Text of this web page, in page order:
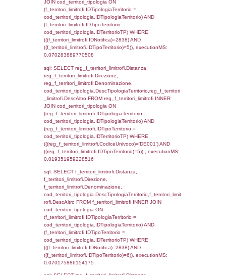
executionMS: 0.051724910736084
sql: SELECT
SEPARATOR '; ') AS DescAltro,
ON
cod_territori_tipologia.IDTipologiaTerritorio
reg_f_territori_limitrofi.IDTipoTerritorio =
cod_territori_tipologia.IDTerritorioTP)
((reg_f_territori_limitrofi.CodiceUnivoco)
cod_territori_tipologia.IDTerritorioTP=1)
executionMS: 0.01490306854248
sql: SELECT f_territori_limitrofi.Distanza,
f_territori_limitrofi.Direzione,
f_territori_limitrofi.Denominazione,
f_territori_limitrofi.DescAltro,
f_territori_limitrofi INNER JOIN
(f_territori_limitrofi.IDTipologiaTerritorio =
cod_territori_tipologia.IDTipologiaTerritorio)